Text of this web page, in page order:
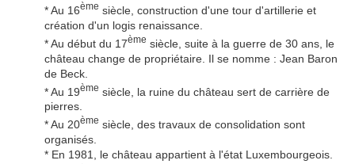
* Au 16ème siècle, construction d'une tour d'artillerie et
création d'un logis renaissance.
* Au début du 17ème siècle, suite à la guerre de 30 ans, le
château change de propriétaire. Il se nomme : Jean Baron
de Beck.
* Au 19ème siècle, la ruine du château sert de carrière de
pierres.
* Au 20ème siècle, des travaux de consolidation sont
organisés.
* En 1981, le château appartient à l'état Luxembourgeois.